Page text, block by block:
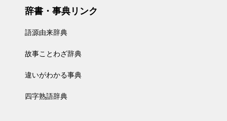
辞書・事典リンク
語源由来辞典
故事ことわざ辞典
違いがわかる事典
四字熟語辞典